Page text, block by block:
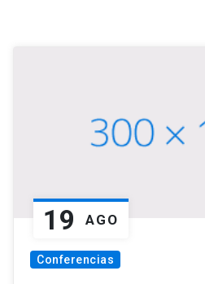
19 AGO
Conferencias